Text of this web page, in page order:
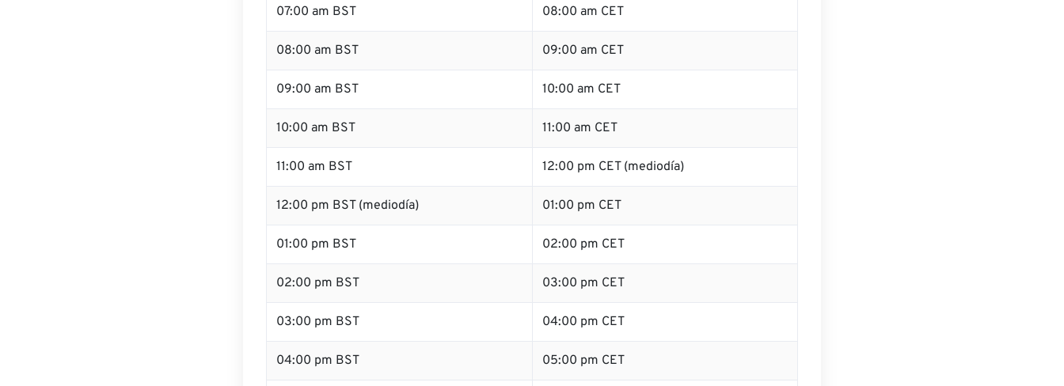
07:00 am BST 08:00 am CET
08:00 am BST 09:00 am CET
09:00 am BST 10:00 am CET
10:00 am BST 11:00 am CET
11:00 am BST 12:00 pm CET (mediodía)
12:00 pm BST (mediodía) 01:00 pm CET
01:00 pm BST 02:00 pm CET
02:00 pm BST 03:00 pm CET
03:00 pm BST 04:00 pm CET
04:00 pm BST 05:00 pm CET